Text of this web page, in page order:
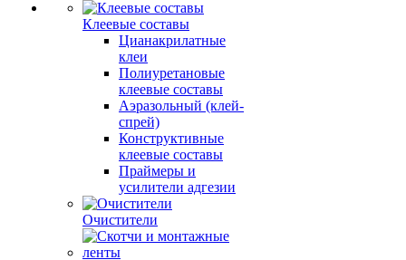
Клеевые составы
Цианакрилатные
клеи
Полиуретановые
клеевые составы
Аэразольный (клей-
спрей)
Конструктивные
клеевые составы
Праймеры и
усилители адгезии
Очистители